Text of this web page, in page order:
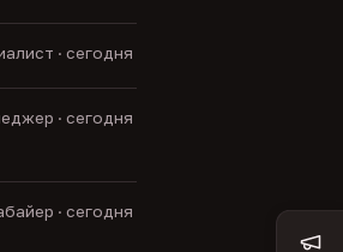
· сегодня
· сегодня
· сегодня